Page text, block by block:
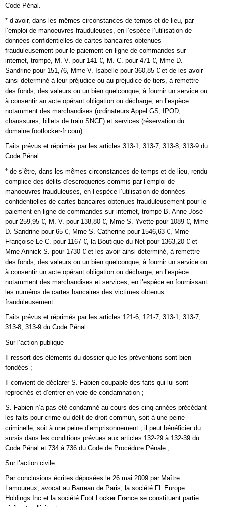
Code Pénal.
* d’avoir, dans les mêmes circonstances de temps et de lieu, par
l’emploi de manoeuvres frauduleuses, en l’espèce l’utilisation de
données confidentielles de cartes bancaires obtenues
frauduleusement pour le paiement en ligne de commandes sur
internet, trompé, M. V. pour 141 €, M. C. pour 471 €, Mme D.
Sandrine pour 151,76, Mme V. Isabelle pour 360,85 € et de les avoir
ainsi déterminé à leur préjudice ou au préjudice de tiers, à remettre
des fonds, des valeurs ou un bien quelconque, à fournir un service ou
à consentir an acte opérant obligation ou décharge, en l’espèce
notamment des marchandises (ordinateurs Appel GS, IPOD,
chaussures, billets de train SNCF) et services (réservation du
domaine footlocker-fr.com).
Faits prévus et réprimés par les articles 313-1, 313-7, 313-8, 313-9 du
Code Pénal.
* de s’être, dans les mêmes circonstances de temps et de lieu, rendu
complice des délits d’escroqueries commis par l’emploi de
manoeuvres frauduleuses, en l’espèce l’utilisation de données
confidentielles de cartes bancaires obtenues frauduleusement pour le
paiement en ligne de commandes sur internet, trompé B. Anne José
pour 259,95 €, M. V. pour 138,80 €, Mme S. Yvette pour 1089 €, Mme
D. Sandrine pour 65 €, Mme S. Catherine pour 1546,63 €, Mme
Françoise Le C. pour 1167 €, la Boutique du Net pour 1363,20 € et
Mme Annick S. pour 1730 € et les avoir ainsi déterminé, à remettre
des fonds, des valeurs ou un bien quelconque, à fournir un service ou
à consentir un acte opérant obligation ou décharge, en l’espèce
notamment des marchandises et services, en l’espèce en fournissant
les numéros de cartes bancaires des victimes obtenus
frauduleusement.
Faits prévus et réprimés par les articles 121-6, 121-7, 313-1, 313-7,
313-8, 313-9 du Code Pénal.
Sur l’action publique
Il ressort des éléments du dossier que les préventions sont bien
fondées ;
Il convient de déclarer S. Fabien coupable des faits qui lui sont
reprochés et d’entrer en voie de condamnation ;
S. Fabien n’a pas été condamné au cours des cinq années précédant
les faits pour crime ou délit de droit commun, soit à une peine
criminelle, soit à une peine d’emprisonnement ; il peut bénéficier du
sursis dans les conditions prévues aux articles 132-29 à 132-39 du
Code Pénal et 734 à 736 du Code de Procédure Pénale ;
Sur l’action civile
Par conclusions écrites déposées le 26 mai 2009 par Maître
Lamoureux, avocat au Barreau de Paris, la société FL Europe
Holdings Inc et la société Foot Locker France se constituent partie